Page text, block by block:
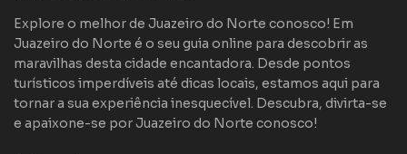
Explore o melhor de Juazeiro do Norte conosco! Em
Juazeiro do Norte é o seu guia online para descobrir as
maravilhas desta cidade encantadora. Desde pontos
turísticos imperdíveis até dicas locais, estamos aqui para
tornar a sua experiência inesquecível. Descubra, divirta-se
e apaixone-se por Juazeiro do Norte conosco!